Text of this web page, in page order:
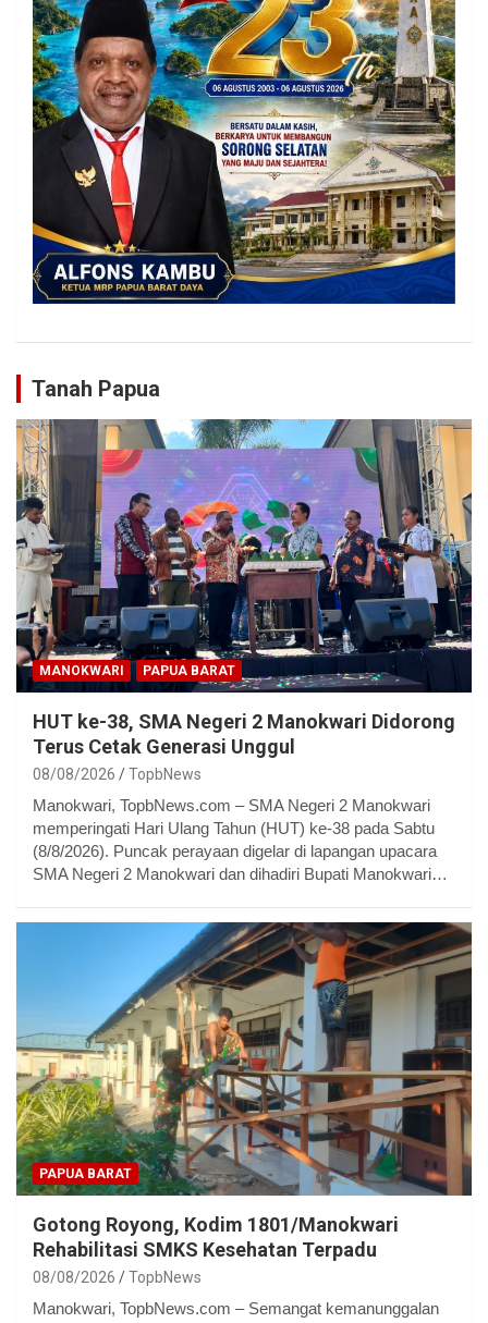
Tanah Papua
MANOKWARI PAPUA BARAT
HUT ke-38, SMA Negeri 2 Manokwari Didorong
Terus Cetak Generasi Unggul
08/08/2026 TopbNews
Manokwari, TopbNews.com – SMA Negeri 2 Manokwari
memperingati Hari Ulang Tahun (HUT) ke-38 pada Sabtu
(8/8/2026). Puncak perayaan digelar di lapangan upacara
SMA Negeri 2 Manokwari dan dihadiri Bupati Manokwari…
PAPUA BARAT
Gotong Royong, Kodim 1801/Manokwari
Rehabilitasi SMKS Kesehatan Terpadu
08/08/2026 TopbNews
Manokwari, TopbNews.com – Semangat kemanunggalan